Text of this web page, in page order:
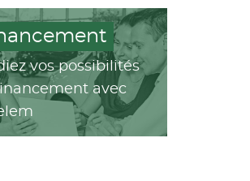
vos possibilités
avec